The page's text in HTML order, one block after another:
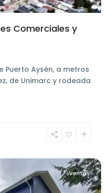
Comerciales y
Puerto Aysén, a metros
de Unimarc y rodeada
Venta